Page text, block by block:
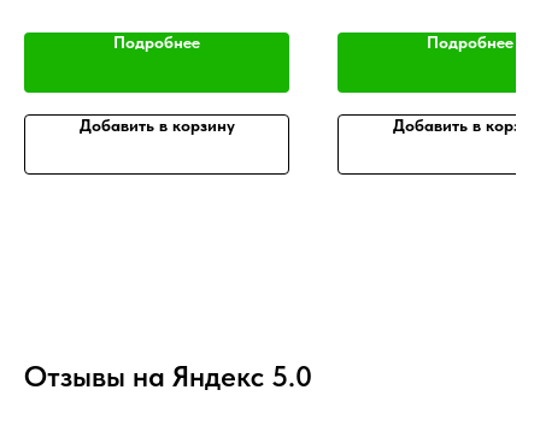
Подробнее
Добавить в корзину
Подробнее
Добавить в
Отзывы на Яндекс 5.0